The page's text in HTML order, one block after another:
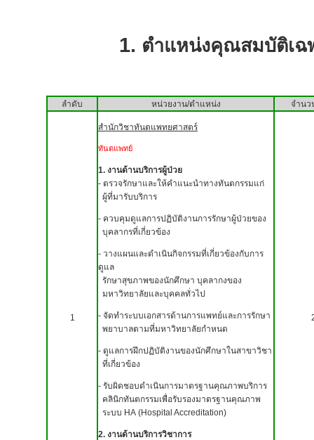
1. ตำแหน่งคุณสมบัติเฉ
ลำดับ หน่วยงาน/ตำแหน่ง จำนว
1
สำนักวิชาทันตแพทยศาสตร์
ทันตแพทย์
1. งานด้านบริการผู้ป่วย
- ตรวจรักษาและให้คำแนะนำทางทันตกรรมแก่
ผู้ที่มารับบริการ
- ควบคุมดูแลการปฏิบัติงานการรักษาผู้ป่วยของ
บุคลากรที่เกี่ยวข้อง
- วางแผนและดำเนินกิจกรรมที่เกี่ยวข้องกับการ
ดูแล
รักษาสุขภาพของนักศึกษา บุคลากงของ
มหาวิทยาลัยและบุคคลทั่วไป
- จัดทำระบบเอกสารด้านการแพทย์และการรักษา
พยาบาลตามที่มหาวิทยาลัยกำหนด
- ดูแลการฝึกปฏิบัติงานของนักศึกษาในสาขาวิชา
ที่เกี่ยวข้อง
- รับผิดชอบดำเนินการมาตรฐานคุณภาพบริการ
คลินิกทันตกรรมเพื่อรับรองมาตรฐานคุณภาพ
ระบบ HA (Hospital Accreditation)
2. งานด้านบริการวิชาการ